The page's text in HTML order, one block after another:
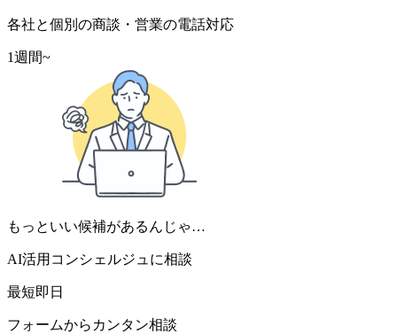
各社と個別の商談・営業の電話対応
1週間~
もっといい候補があるんじゃ…
AI活用コンシェルジュに相談
最短即日
フォームからカンタン相談